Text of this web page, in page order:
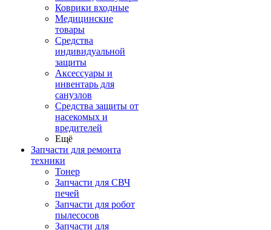
Коврики входные
Медицинские
товары
Средства
индивидуальной
защиты
Аксессуары и
инвентарь для
санузлов
Средства защиты от
насекомых и
вредителей
Ещё
Запчасти для ремонта
техники
Тонер
Запчасти для СВЧ
печей
Запчасти для робот
пылесосов
Запчасти для